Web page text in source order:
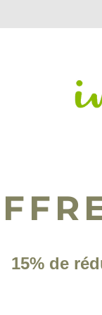
15% de